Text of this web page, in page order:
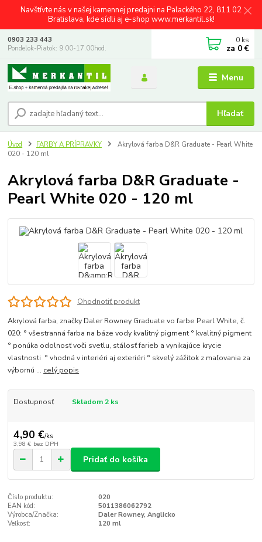
Navštívte nás v našej kamennej predajni na Palackého 22, 811 02
Bratislava, kde sídli aj e-shop www.merkantil.sk!
Menu
Hľadať
0903 233 443
Pondelok-Piatok: 9.00-17.00hod.
0 ks
za 0 €
Úvod FARBY A PRÍPRAVKY
Akrylová farba D&R Graduate - Pearl White
020 - 120 ml
Akrylová farba D&R Graduate -
Pearl White 020 - 120 ml
Ohodnotiť produkt
Akrylová farba, značky Daler Rowney Graduate vo farbe Pearl White, č.
020: ° všestranná farba na báze vody kvalitný pigment ° kvalitný pigment
° ponúka odolnosť voči svetlu, stálosť farieb a vynikajúce krycie
vlastnosti ° vhodná v interiéri aj exteriéri ° skvelý zážitok z maľovania za
výbornú ... celý popis
Dostupnosť Skladom 2 ks
4,90 €/ks
3,98 € bez DPH
Pridať do košíka
Číslo produktu:
020
EAN kód:
5011386062792
Výrobca/Značka:
Daler Rowney, Anglicko
Veľkosť:
120 ml